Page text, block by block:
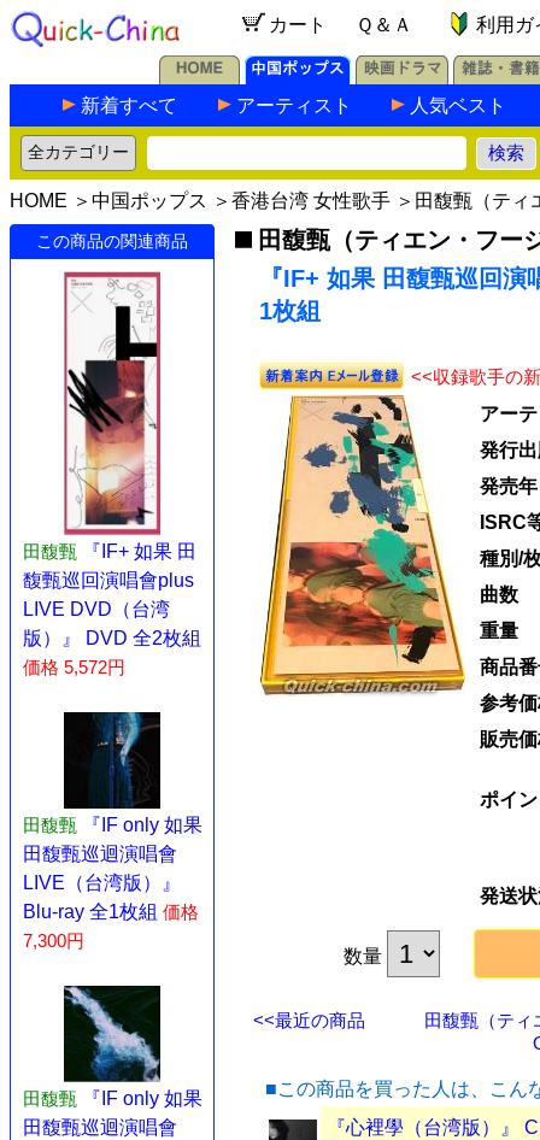
カート Ｑ＆Ａ 利用ガ
新着すべて アーティスト 人気ベスト
HOME ＞ 中国ポップス ＞ 香港台湾 女性歌手 ＞ 田馥甄（ティ
この商品の関連商品
田馥甄
『IF+ 如果 田
馥甄巡回演唱會plus
LIVE DVD（台湾
版）』 DVD 全2枚組
価格 5,572円
田馥甄
『IF only 如果
田馥甄巡迴演唱會
LIVE（台湾版）』
Blu-ray 全1枚組 価格
7,300円
田馥甄
『IF only 如果
田馥甄巡迴演唱會
田馥甄（ティエン・フー
『IF+ 如果 田馥甄巡回
1枚組
<<収録歌手の
アー
発行
発売年
ISRC
種別/
曲数
重量
商品
参考
販売
ポイ
発送
数量
<<最近の商品
田馥甄（ティ
■この商品を買った人は、こん
『心裡學（台湾版）』